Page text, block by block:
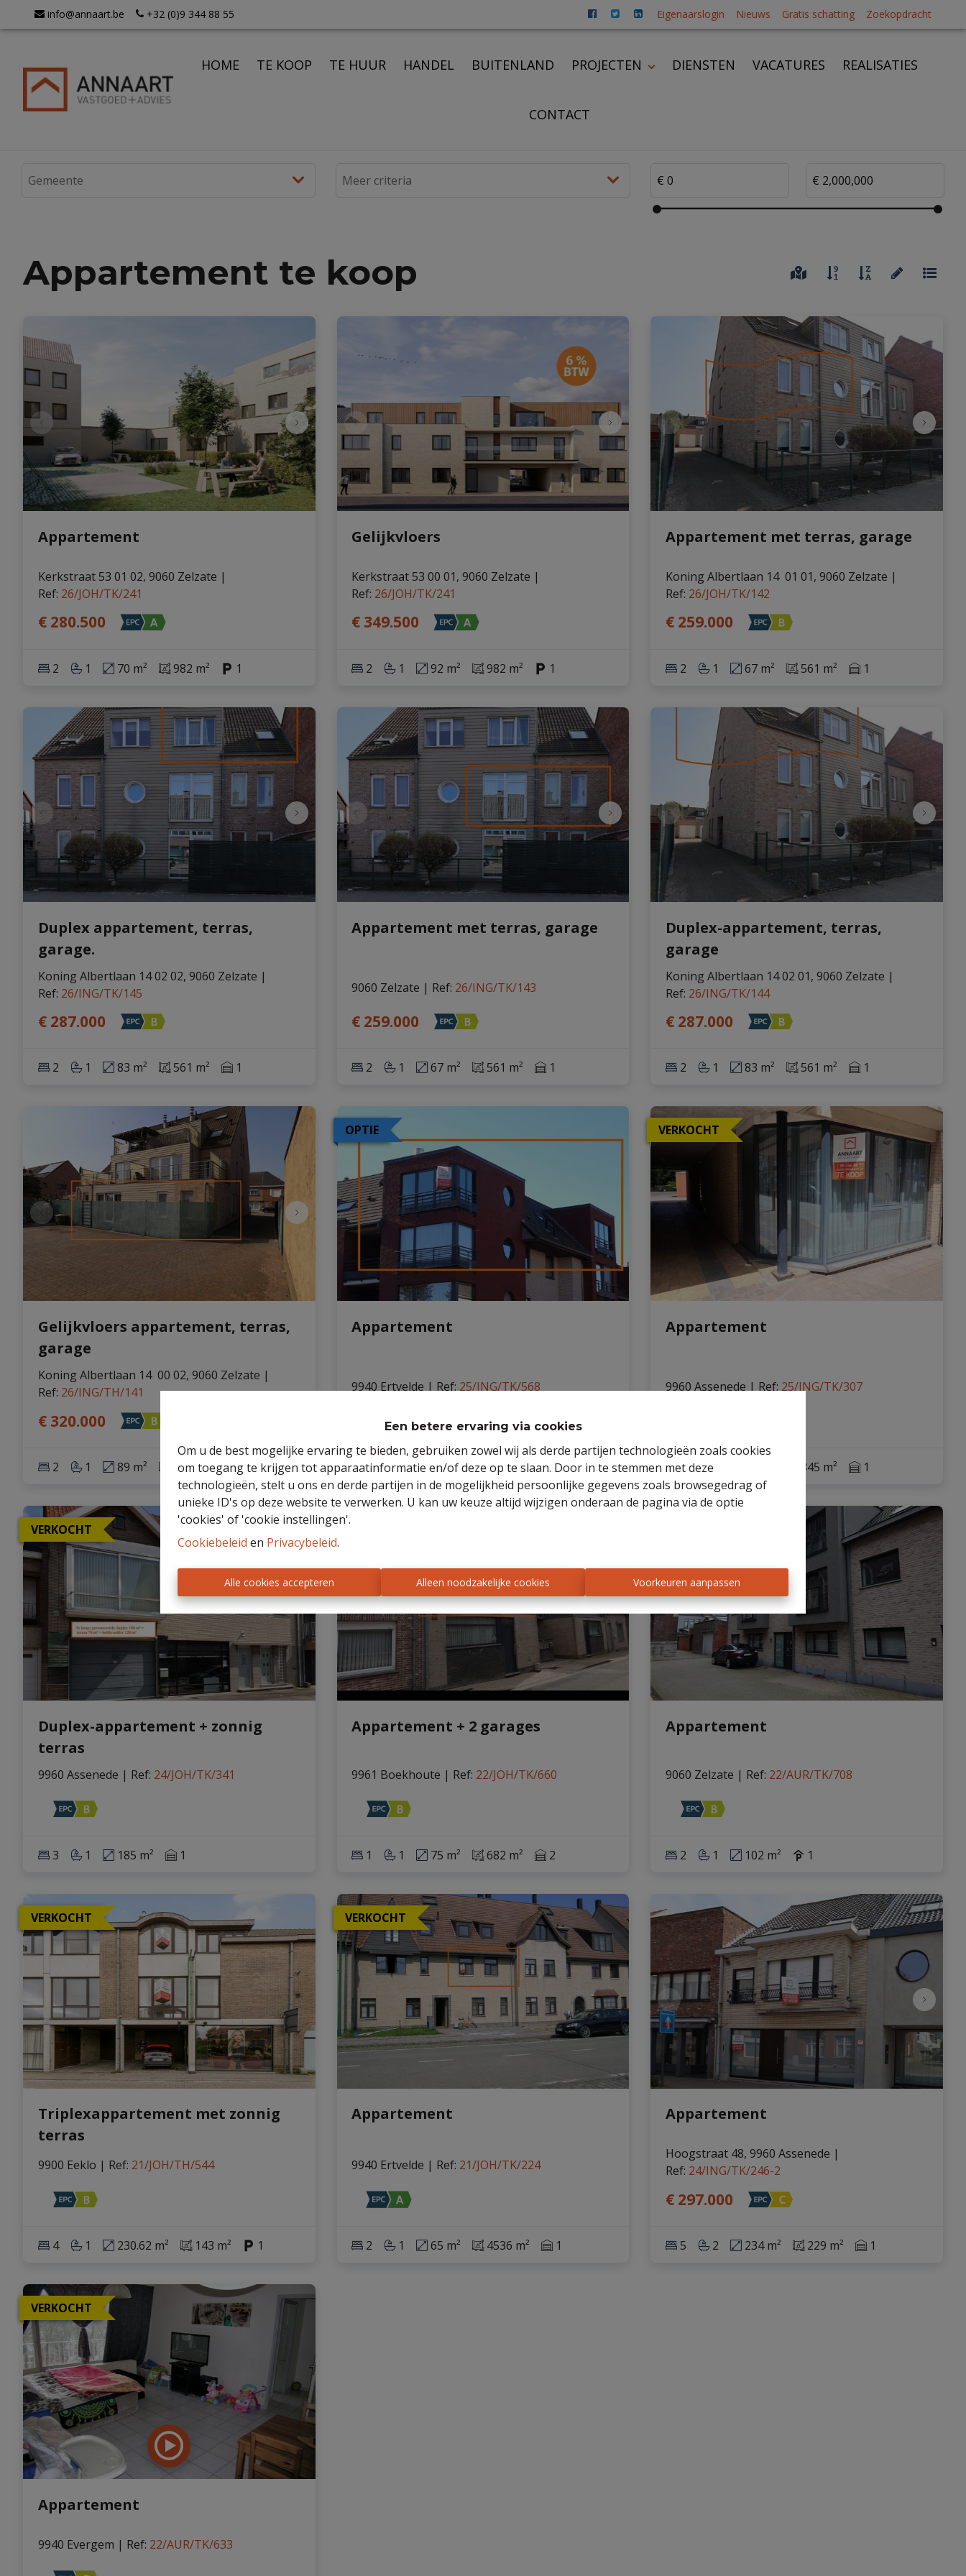
Een betere ervaring via cookies
Om u de best mogelijke ervaring te bieden, gebruiken zowel wij als derde partijen technologieën zoals cookies
om toegang te krijgen tot apparaatinformatie en/of deze op te slaan. Door in te stemmen met deze
technologieën, stelt u ons en derde partijen in de mogelijkheid persoonlijke gegevens zoals browsegedrag of
unieke ID's op deze website te verwerken. U kan uw keuze altijd wijzigen onderaan de pagina via de optie
'cookies' of 'cookie instellingen'.
Cookiebeleid en Privacybeleid.
Alle cookies accepteren Alleen noodzakelijke cookies Voorkeuren aanpassen
info@annaart.be +32 (0)9 344 88 55 Eigenaarslogin Nieuws Gratis schatting Zoekopdracht
HOME TE KOOP TE HUUR HANDEL BUITENLAND PROJECTEN DIENSTEN VACATURES REALISATIES
CONTACT
Eigenaarslogin Nieuws
schatting
Zoekopdracht
Appartement te koop
Appartement
Kerkstraat 53 01 02, 9060 Zelzate |
Ref: 26/JOH/TK/241
€ 280.500
2 1 70 m² 982 m² 1
Gelijkvloers
Kerkstraat 53 00 01, 9060 Zelzate |
Ref: 26/JOH/TK/241
€ 349.500
2 1 92 m² 982 m² 1
Appartement met terras, garage
Koning Albertlaan 14  01 01, 9060 Zelzate |
Ref: 26/JOH/TK/142
€ 259.000
2 1 67 m² 561 m² 1
Duplex appartement, terras,
garage.
Koning Albertlaan 14 02 02, 9060 Zelzate |
Ref: 26/ING/TK/145
€ 287.000
2 1 83 m² 561 m² 1
Appartement met terras, garage
9060 Zelzate | Ref: 26/ING/TK/143
€ 259.000
2 1 67 m² 561 m² 1
Duplex-appartement, terras,
garage
Koning Albertlaan 14 02 01, 9060 Zelzate |
Ref: 26/ING/TK/144
€ 287.000
2 1 83 m² 561 m² 1
Gelijkvloers appartement, terras,
garage
Koning Albertlaan 14  00 02, 9060 Zelzate |
Ref: 26/ING/TH/141
€ 320.000
2 1 89 m² 561 m² 1
OPTIE
Appartement
9940 Ertvelde | Ref: 25/ING/TK/568
2 1 75 m² 507 m² 1
VERKOCHT
Appartement
9960 Assenede | Ref: 25/ING/TK/307
1 1 845 m² 1
VERKOCHT
Duplex-appartement + zonnig
terras
9960 Assenede | Ref: 24/JOH/TK/341
3 1 185 m² 1
Appartement + 2 garages
9961 Boekhoute | Ref: 22/JOH/TK/660
1 1 75 m² 682 m² 2
Appartement
9060 Zelzate | Ref: 22/AUR/TK/708
2 1 102 m² 1
VERKOCHT
Triplexappartement met zonnig
terras
9900 Eeklo | Ref: 21/JOH/TH/544
4 1 230.62 m² 143 m² 1
VERKOCHT
Appartement
9940 Ertvelde | Ref: 21/JOH/TK/224
2 1 65 m² 4536 m² 1
Appartement
Hoogstraat 48, 9960 Assenede |
Ref: 24/ING/TK/246-2
€ 297.000
5 2 234 m² 229 m² 1
VERKOCHT
Appartement
9940 Evergem | Ref: 22/AUR/TK/633